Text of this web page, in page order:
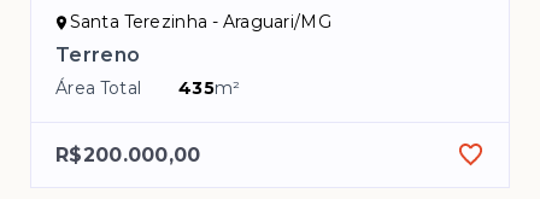
Santa Terezinha - Araguari/MG
Terreno
Área Total 435m²
R$200.000,00